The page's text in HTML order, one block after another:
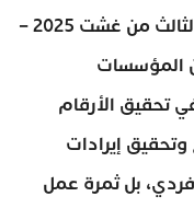
إلا أن هذه المكانة – التي جاءت في الثالث من غشت 2025 –
المؤسسات
تحقيق الأرقام
مليون سائح وتحقيق إيرادات
فردي، بل ثمرة عمل